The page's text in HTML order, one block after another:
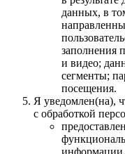
данных, в
заполнения
и видео;
сегменты;
посещения.
Я уведомлен(на),
с обработкой